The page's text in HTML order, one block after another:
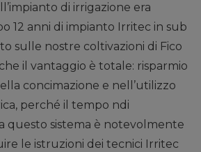
di irrigazione era
12 anni di impianto Irritec in sub
sulle nostre coltivazioni di Fico
che il vantaggio è totale: risparmio
concimazione e nell’utilizzo
perché il tempo ndi
questo sistema è notevolmente
le istruzioni dei tecnici Irritec